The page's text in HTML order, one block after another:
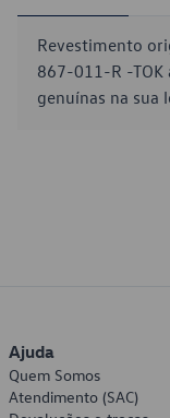
Revestimento
867-011-R -TOK
genuínas na sua
Ajuda
Quem Somos
Atendimento (SAC)